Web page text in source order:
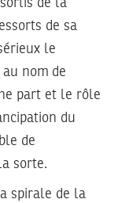
de la
de sa
le
nom de
part et le rôle
du
de
sorte.
spirale de la